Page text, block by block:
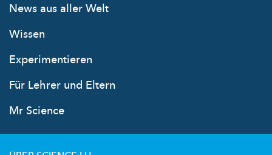
News aus aller Welt
Wissen
Experimentieren
Für Lehrer und Eltern
Mr Science